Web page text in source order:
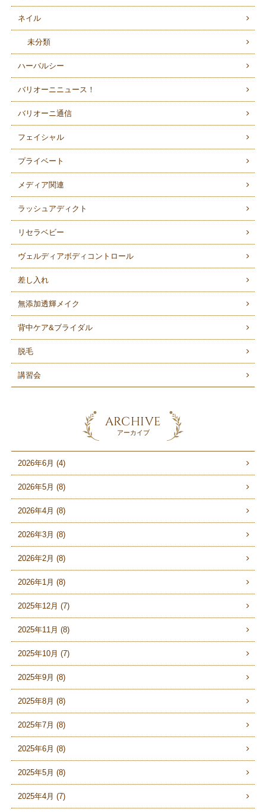
ネイル
未分類
ハーバルシー
バリオーニニュース！
バリオーニ通信
フェイシャル
プライベート
メディア関連
ラッシュアディクト
リセラベビー
ヴェルディアボディコントロール
差し入れ
無添加透輝メイク
背中ケア&ブライダル
脱毛
講習会
ARCHIVE
アーカイブ
2026年6月 (4)
2026年5月 (8)
2026年4月 (8)
2026年3月 (8)
2026年2月 (8)
2026年1月 (8)
2025年12月 (7)
2025年11月 (8)
2025年10月 (7)
2025年9月 (8)
2025年8月 (8)
2025年7月 (8)
2025年6月 (8)
2025年5月 (8)
2025年4月 (7)